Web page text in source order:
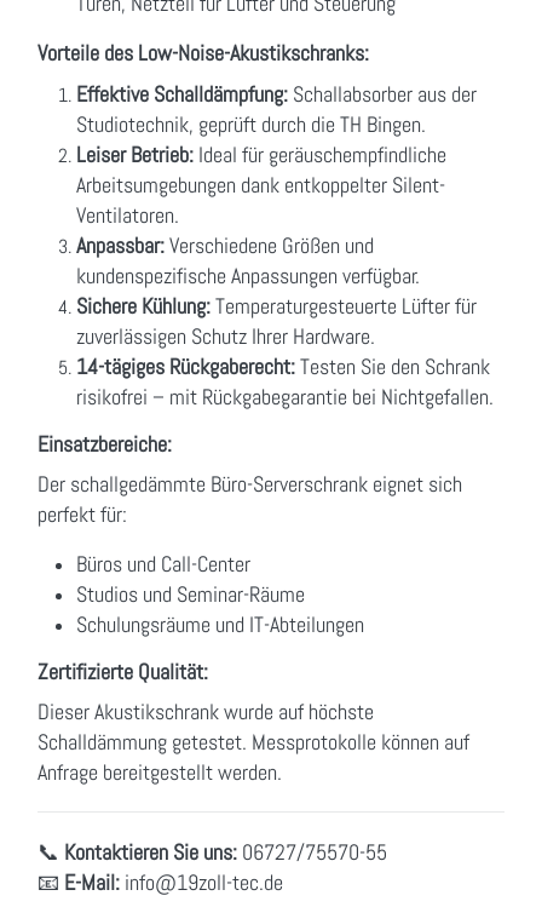
Vorteile des Low-Noise-Akustikschranks:
Effektive Schalldämpfung: Schallabsorber aus der
Studiotechnik, geprüft durch die TH Bingen.
Leiser Betrieb: Ideal für geräuschempfindliche
Arbeitsumgebungen dank entkoppelter Silent-
Ventilatoren.
Anpassbar:Verschiedene Größen und
kundenspezifische Anpassungen verfügbar.
Sichere Kühlung:Temperaturgesteuerte Lüfter für
zuverlässigen Schutz Ihrer Hardware.
14-tägiges Rückgaberecht:Testen Sie den Schrank
risikofrei – mit Rückgabegarantie bei Nichtgefallen.
Einsatzbereiche:
Der schallgedämmte Büro-Serverschrank eignet sich
perfekt für:
Büros und Call-Center
Studios und Seminar-Räume
Schulungsräume und IT-Abteilungen
Zertifizierte Qualität:
Dieser Akustikschrank wurde auf höchste
Schalldämmung getestet. Messprotokolle können auf
Anfrage bereitgestellt werden.
📞 Kontaktieren Sie uns: 06727/75570-55
📧 E-Mail: info@19zoll-tec.de